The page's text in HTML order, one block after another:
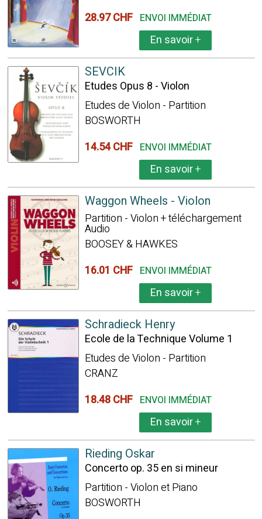
28.97 CHF ENVOI IMMÉDIAT
En savoir+
SEVCIK
Etudes Opus 8 - Violon
Etudes de Violon - Partition
BOSWORTH
14.54 CHF ENVOI IMMÉDIAT
En savoir+
Waggon Wheels - Violon
Partition - Violon + téléchargement
Audio
BOOSEY & HAWKES
16.01 CHF ENVOI IMMÉDIAT
En savoir+
Schradieck Henry
Ecole de la Technique Volume 1
Etudes de Violon - Partition
CRANZ
18.48 CHF ENVOI IMMÉDIAT
En savoir+
Rieding Oskar
Concerto op. 35 en si mineur
Partition - Violon et Piano
BOSWORTH